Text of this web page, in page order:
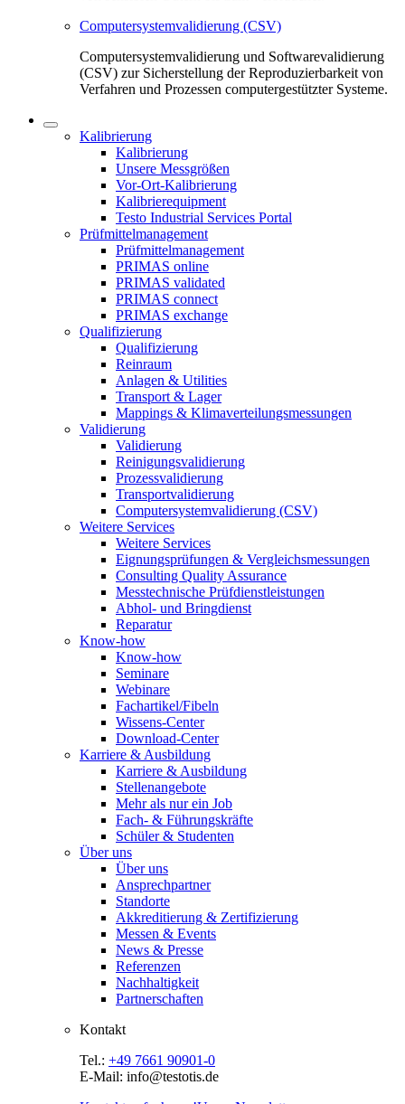
Computersystemvalidierung (CSV)
Computersystemvalidierung und Softwarevalidierung
(CSV) zur Sicherstellung der Reproduzierbarkeit von
Verfahren und Prozessen computergestützter Systeme.
Kalibrierung
Kalibrierung
Unsere Messgrößen
Vor-Ort-Kalibrierung
Kalibrierequipment
Testo Industrial Services Portal
Prüfmittelmanagement
Prüfmittelmanagement
PRIMAS online
PRIMAS validated
PRIMAS connect
PRIMAS exchange
Qualifizierung
Qualifizierung
Reinraum
Anlagen & Utilities
Transport & Lager
Mappings & Klimaverteilungsmessungen
Validierung
Validierung
Reinigungsvalidierung
Prozessvalidierung
Transportvalidierung
Computersystemvalidierung (CSV)
Weitere Services
Weitere Services
Eignungsprüfungen & Vergleichsmessungen
Consulting Quality Assurance
Messtechnische Prüfdienstleistungen
Abhol- und Bringdienst
Reparatur
Know-how
Know-how
Seminare
Webinare
Fachartikel/Fibeln
Wissens-Center
Download-Center
Karriere & Ausbildung
Karriere & Ausbildung
Stellenangebote
Mehr als nur ein Job
Fach- & Führungskräfte
Schüler & Studenten
Über uns
Über uns
Ansprechpartner
Standorte
Akkreditierung & Zertifizierung
Messen & Events
News & Presse
Referenzen
Nachhaltigkeit
Partnerschaften
Kontakt
Tel.: +49 7661 90901-0
E-Mail: info@testotis.de